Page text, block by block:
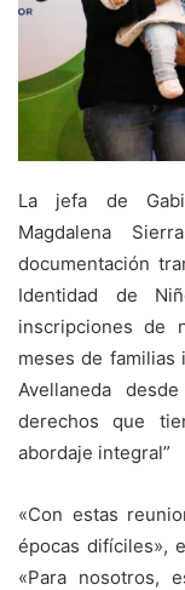
La jefa de
Magdalena
documentación
Identidad de
inscripciones de
meses de familias
Avellaneda
derechos que
abordaje integral”
«Con estas
épocas difíciles»,
«Para nosotros,